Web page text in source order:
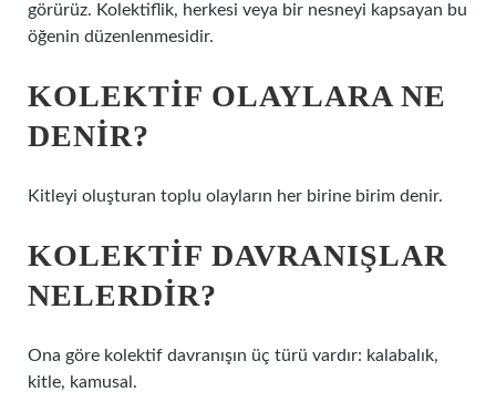
görürüz. Kolektiflik, herkesi veya bir nesneyi kapsayan bu
öğenin düzenlenmesidir.
KOLEKTIF OLAYLARA NE
DENIR?
Kitleyi oluşturan toplu olayların her birine birim denir.
KOLEKTIF DAVRANIŞLAR
NELERDIR?
Ona göre kolektif davranışın üç türü vardır: kalabalık,
kitle, kamusal.